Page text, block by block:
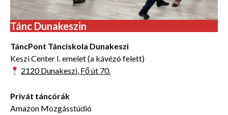
Tánc Dunakeszin
TáncPont Tánciskola Dunakeszi
Keszi Center I. emelet (a kávézó felett)
2120 Dunakeszi, Fő út 70.
Privát táncórák
Amazon Mozgásstúdió